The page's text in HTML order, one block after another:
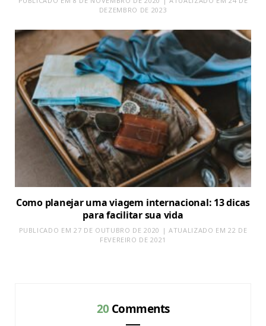
DEZEMBRO DE 2023
Como planejar uma viagem internacional: 13 dicas
para facilitar sua vida
PUBLICADO EM 27 DE OUTUBRO DE 2020 | ATUALIZADO EM 22 DE
FEVEREIRO DE 2021
20 Comments